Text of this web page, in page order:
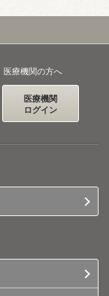
医療機関の方へ
医療機関
ログイン